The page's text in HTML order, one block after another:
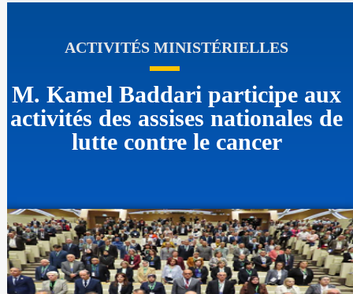
ACTIVITÉS MINISTÉRIELLES
M. Kamel Baddari participe aux
activités des assises nationales de
lutte contre le cancer